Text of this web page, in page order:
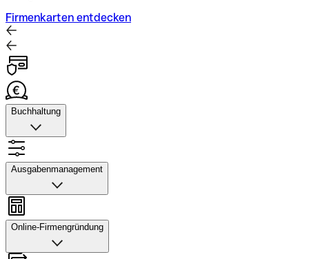
Firmenkarten entdecken
Buchhaltung
Buchhaltung
Scannen Sie Belege und laden Sie sie in Qonto hoch.
Rechnungsabläufe können Sie automatisieren und mit
dem Buchhaltungstool schneller abstimmen.
Konto mit Buchhaltung entdecken
Ausgabenmanagement
Ausgabenmanagement
Genehmigungen einrichten, Ausgaben verfolgen, Budgets
und Kartenlimits zuweisen sowie Überweisungen und
Daten exportieren – alles in einer Anwendung.
Online-Firmengründung